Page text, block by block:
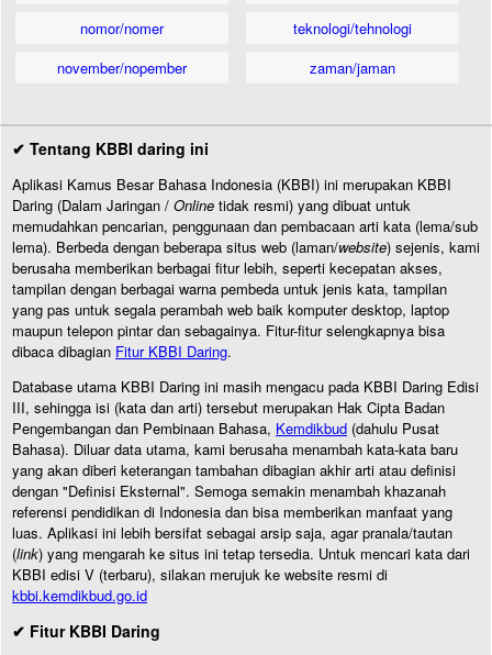
nomor/nomer
november/nopember
teknologi/tehnologi
zaman/jaman
✔ Tentang KBBI daring ini
Aplikasi Kamus Besar Bahasa Indonesia (KBBI) ini merupakan KBBI
Daring (Dalam Jaringan / Online tidak resmi) yang dibuat untuk
memudahkan pencarian, penggunaan dan pembacaan arti kata (lema/sub
lema). Berbeda dengan beberapa situs web (laman/website) sejenis, kami
berusaha memberikan berbagai fitur lebih, seperti kecepatan akses,
tampilan dengan berbagai warna pembeda untuk jenis kata, tampilan
yang pas untuk segala perambah web baik komputer desktop, laptop
maupun telepon pintar dan sebagainya. Fitur-fitur selengkapnya bisa
dibaca dibagian Fitur KBBI Daring.
Database utama KBBI Daring ini masih mengacu pada KBBI Daring Edisi
III, sehingga isi (kata dan arti) tersebut merupakan Hak Cipta Badan
Pengembangan dan Pembinaan Bahasa, Kemdikbud (dahulu Pusat
Bahasa). Diluar data utama, kami berusaha menambah kata-kata baru
yang akan diberi keterangan tambahan dibagian akhir arti atau definisi
dengan "Definisi Eksternal". Semoga semakin menambah khazanah
referensi pendidikan di Indonesia dan bisa memberikan manfaat yang
luas. Aplikasi ini lebih bersifat sebagai arsip saja, agar pranala/tautan
(link) yang mengarah ke situs ini tetap tersedia. Untuk mencari kata dari
KBBI edisi V (terbaru), silakan merujuk ke website resmi di
kbbi.kemdikbud.go.id
✔ Fitur KBBI Daring